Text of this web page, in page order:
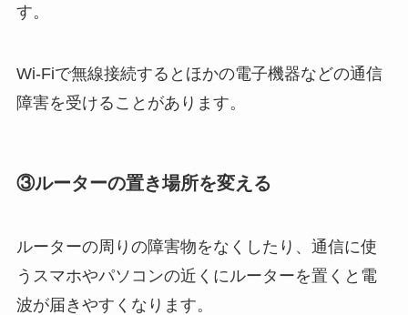
す。
Wi-Fiで無線接続するとほかの電子機器などの通信
障害を受けることがあります。
③ルーターの置き場所を変える
ルーターの周りの障害物をなくしたり、通信に使
うスマホやパソコンの近くにルーターを置くと電
波が届きやすくなります。